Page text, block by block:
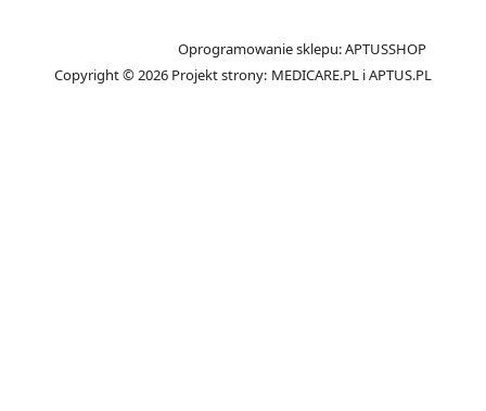
Copyright © 2026
Oprogramowanie sklepu:APTUSSHOP
Projekt strony: MEDICARE.PL iAPTUS.PL